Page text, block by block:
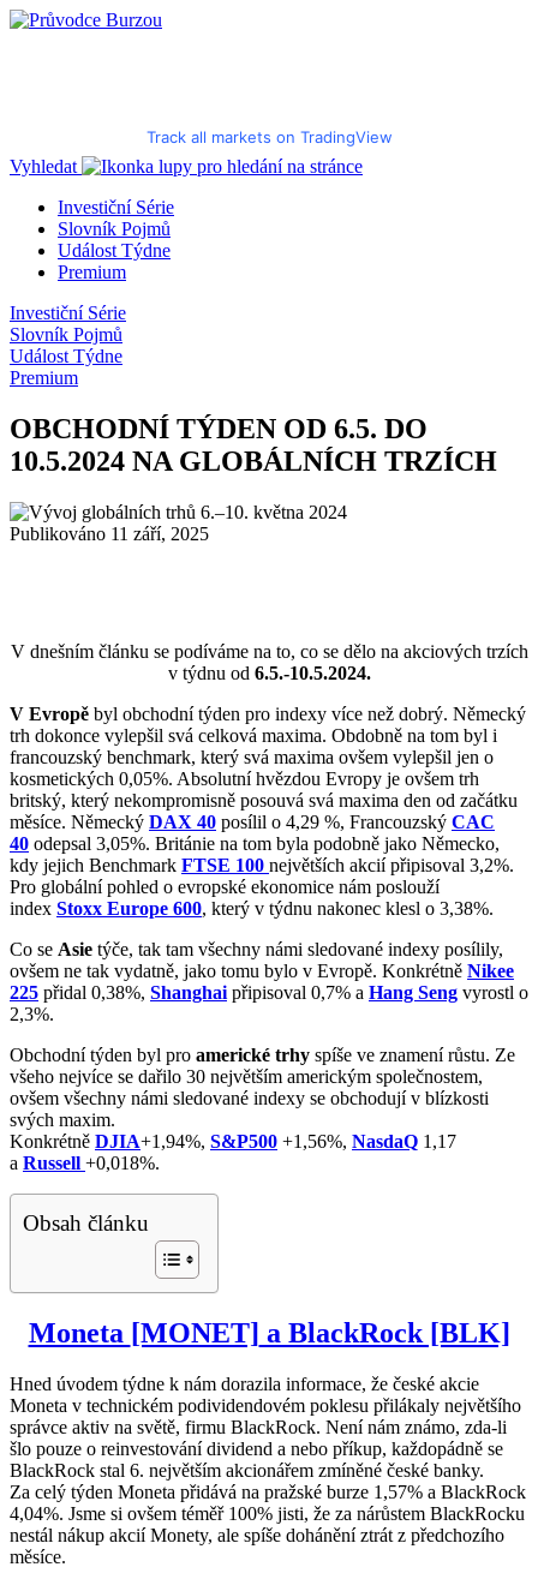
Track all markets on TradingView
Vyhledat
Investiční Série
Slovník Pojmů
Událost Týdne
Premium
Investiční Série
Slovník Pojmů
Událost Týdne
Premium
OBCHODNÍ TÝDEN OD 6.5. DO
10.5.2024 NA GLOBÁLNÍCH TRZÍCH
Publikováno 11 září, 2025
V dnešním článku se podíváme na to, co se dělo na akciových trzích
v týdnu od 6.5.-10.5.2024.
V Evropě byl obchodní týden pro indexy více než dobrý. Německý
trh dokonce vylepšil svá celková maxima. Obdobně na tom byl i
francouzský benchmark, který svá maxima ovšem vylepšil jen o
kosmetických 0,05%. Absolutní hvězdou Evropy je ovšem trh
britský, který nekompromisně posouvá svá maxima den od začátku
měsíce. Německý DAX 40 posílil o 4,29 %, Francouzský CAC
40 odepsal 3,05%. Británie na tom byla podobně jako Německo,
kdy jejich Benchmark FTSE 100 největších akcií připisoval 3,2%.
Pro globální pohled o evropské ekonomice nám poslouží
index Stoxx Europe 600, který v týdnu nakonec klesl o 3,38%.
Co se Asie týče, tak tam všechny námi sledované indexy posílily,
ovšem ne tak vydatně, jako tomu bylo v Evropě. Konkrétně Nikee
225 přidal 0,38%, Shanghai připisoval 0,7% a Hang Seng vyrostl o
2,3%.
Obchodní týden byl pro americké trhy spíše ve znamení růstu. Ze
všeho nejvíce se dařilo 30 největším americkým společnostem,
ovšem všechny námi sledované indexy se obchodují v blízkosti
svých maxim.
Konkrétně DJIA+1,94%, S&P500 +1,56%, NasdaQ 1,17
a Russell +0,018%.
Obsah článku
Moneta [MONET] a BlackRock [BLK]
Hned úvodem týdne k nám dorazila informace, že české akcie
Moneta v technickém podividendovém poklesu přilákaly největšího
správce aktiv na světě, firmu BlackRock. Není nám známo, zda-li
šlo pouze o reinvestování dividend a nebo příkup, každopádně se
BlackRock stal 6. největším akcionářem zmíněné české banky.
Za celý týden Moneta přidává na pražské burze 1,57% a BlackRock
4,04%. Jsme si ovšem téměř 100% jisti, že za nárůstem BlackRocku
nestál nákup akcií Monety, ale spíše dohánění ztrát z předchozího
měsíce.